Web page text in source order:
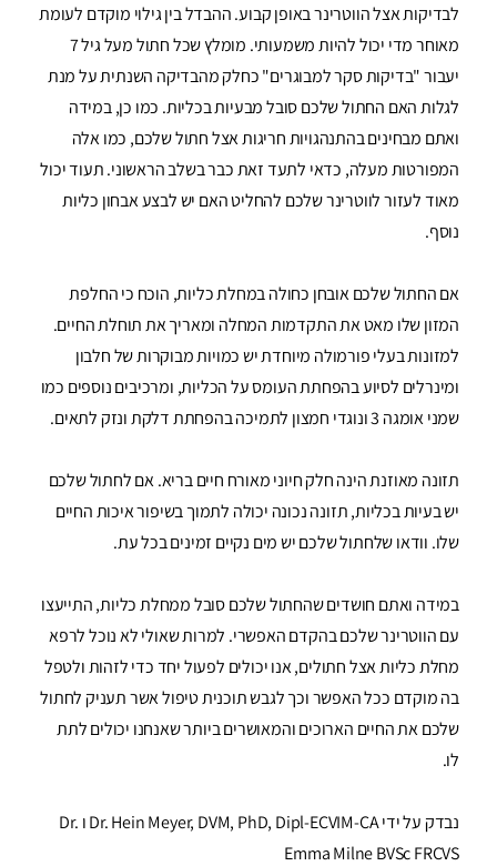
לבדיקות אצל הווטרינר באופן קבוע. ההבדל בין גילוי מוקדם לעומת
מאוחר מדי יכול להיות משמעותי. מומלץ שכל חתול מעל גיל 7
יעבור "בדיקות סקר למבוגרים" כחלק מהבדיקה השנתית על מנת
לגלות האם החתול שלכם סובל מבעיות בכליות. כמו כן, במידה
ואתם מבחינים בהתנהגויות חריגות אצל חתול שלכם, כמו אלה
המפורטות מעלה, כדאי לתעד זאת כבר בשלב הראשוני. תעוד יכול
מאוד לעזור לווטרינר שלכם להחליט האם יש לבצע אבחון כליות
נוסף.
אם החתול שלכם אובחן כחולה במחלת כליות, הוכח כי החלפת
המזון שלו מאט את התקדמות המחלה ומאריך את תוחלת החיים.
למזונות בעלי פורמולה מיוחדת יש כמויות מבוקרות של חלבון
ומינרלים לסיוע בהפחתת העומס על הכליות, ומרכיבים נוספים כמו
שמני אומגה 3 ונוגדי חמצון לתמיכה בהפחתת דלקת ונזק לתאים.
תזונה מאוזנת הינה חלק חיוני מאורח חיים בריא. אם לחתול שלכם
יש בעיות בכליות, תזונה נכונה יכולה לתמוך בשיפור איכות החיים
שלו. וודאו שלחתול שלכם יש מים נקיים זמינים בכל עת.
במידה ואתם חושדים שהחתול שלכם סובל ממחלת כליות, התייעצו
עם הווטרינר שלכם בהקדם האפשרי. למרות שאולי לא נוכל לרפא
מחלת כליות אצל חתולים, אנו יכולים לפעול יחד כדי לזהות ולטפל
בה מוקדם ככל האפשר וכך לגבש תוכנית טיפול אשר תעניק לחתול
שלכם את החיים הארוכים והמאושרים ביותר שאנחנו יכולים לתת
לו.
נבדק על ידי Dr. Hein Meyer, DVM, PhD, Dipl-ECVIM-CA ו Dr.
Emma Milne BVSc FRCVS